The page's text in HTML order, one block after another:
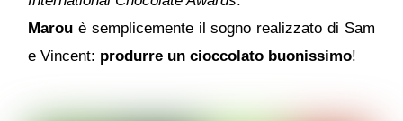
Marou è semplicemente il sogno realizzato di Sam
e Vincent: produrre un cioccolato buonissimo!